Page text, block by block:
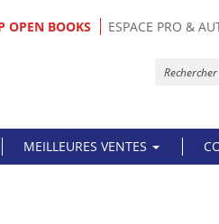
OPEN BOOKS ESPACE PRO &
MEILLEURES VENTES